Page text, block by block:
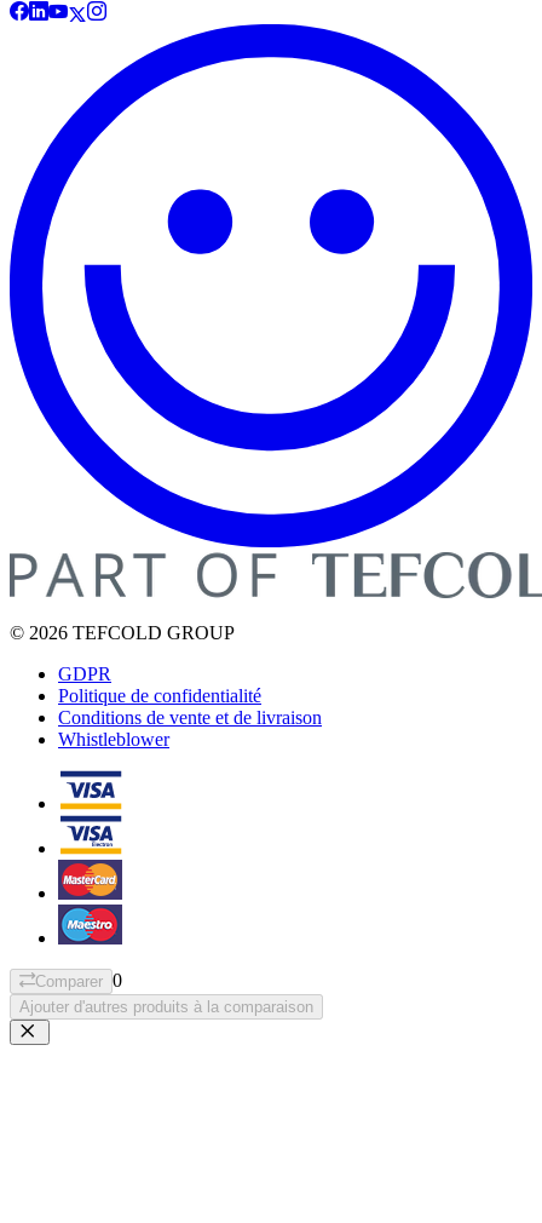
© 2026 TEFCOLD GROUP
GDPR
Politique de confidentialité
Conditions de vente et de livraison
Whistleblower
Comparer 0
Ajouter d'autres produits à la comparaison